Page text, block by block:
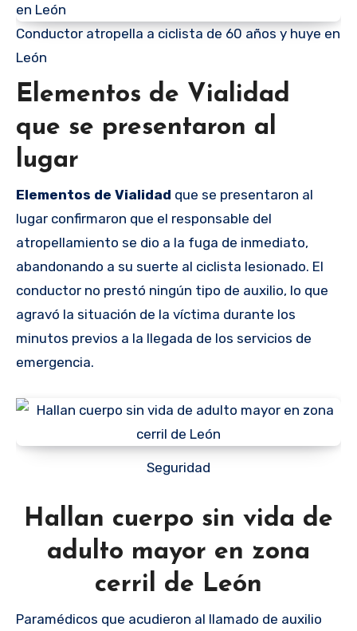
Conductor atropella a ciclista de 60 años y huye en
León
Elementos de Vialidad
que se presentaron al
lugar
Elementos de Vialidad que se presentaron al
lugar confirmaron que el responsable del
atropellamiento se dio a la fuga de inmediato,
abandonando a su suerte al ciclista lesionado. El
conductor no prestó ningún tipo de auxilio, lo que
agravó la situación de la víctima durante los
minutos previos a la llegada de los servicios de
emergencia.
Seguridad
Hallan cuerpo sin vida de
adulto mayor en zona
cerril de León
Paramédicos que acudieron al llamado de auxilio